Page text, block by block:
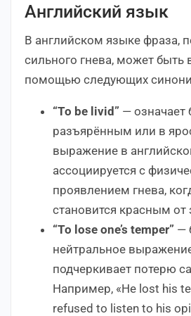
Английский язык
В английском языке фраза,
сильного гнева, может быть
помощью следующих
“To be livid” — означает
разъярённым или в
выражение в
ассоциируется с
проявлением гнева,
становится красным от
“To lose one’s temper” —
нейтральное
подчеркивает потерю
Например, «He lost his
refused to listen to his